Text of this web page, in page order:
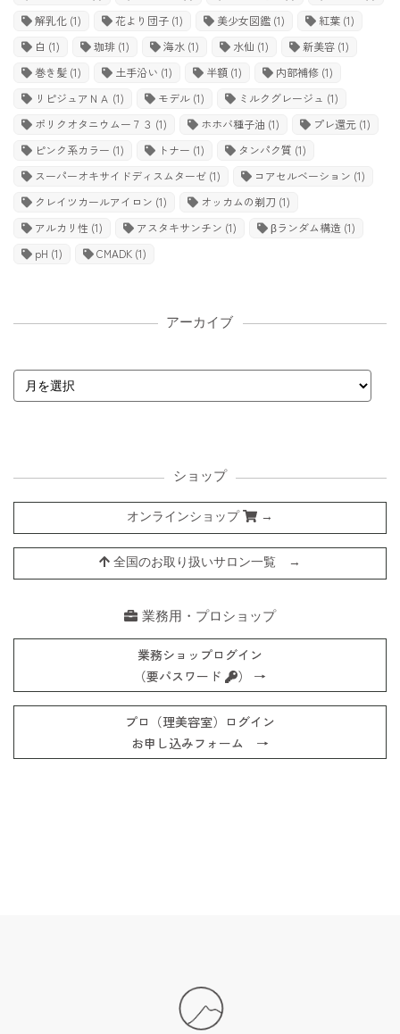
解乳化 (1) 花より団子 (1) 美少女図鑑 (1) 紅葉 (1)
白 (1) 珈琲 (1) 海水 (1) 水仙 (1) 新美容 (1)
巻き髪 (1) 土手沿い (1) 半額 (1) 内部補修 (1)
リピジュアＮＡ (1) モデル (1) ミルクグレージュ (1)
ポリクオタニウムー７３ (1) ホホバ種子油 (1) プレ還元 (1)
ピンク系カラー (1) トナー (1) タンパク質 (1)
スーパーオキサイドディスムターゼ (1) コアセルベーション (1)
クレイツカールアイロン (1) オッカムの剃刀 (1)
アルカリ性 (1) アスタキサンチン (1) βランダム構造 (1)
pH (1) CMADK (1)
アーカイブ
ショップ
オンラインショップ →
全国のお取り扱いサロン一覧 →
業務用・プロショップ
業務ショップログイン
（要パスワード
） →
プロ（理美容室）ログイン
お申し込みフォーム →